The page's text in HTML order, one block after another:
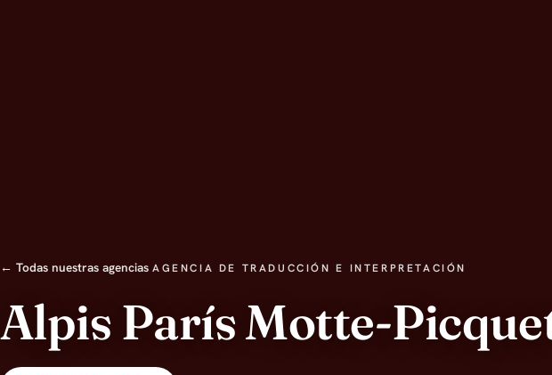
← Todas nuestras agencias AGENCIA DE TRADUCCIÓN E INTERPRETACIÓN
Alpis París Motte-